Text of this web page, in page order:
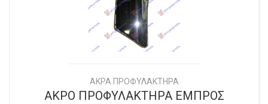
ΑΚΡΑ ΠΡΟΦΥΛΑΚΤΗΡΑ
ΑΚΡΟ ΠΡΟΦΥΛΑΚΤΗΡΑ ΕΜΠΡΟΣ